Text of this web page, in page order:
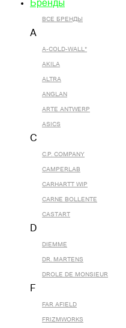
Бренды
ВСЕ БРЕНДЫ
A
A-COLD-WALL*
AKILA
ALTRA
ANGLAN
ARTE ANTWERP
ASICS
C
C.P. COMPANY
CAMPERLAB
CARHARTT WIP
CARNE BOLLENTE
CASTART
D
DIEMME
DR. MARTENS
DROLE DE MONSIEUR
F
FAR AFIELD
FRIZMWORKS